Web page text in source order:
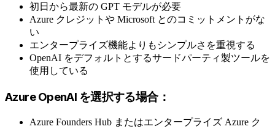
初日から最新の GPT モデルが必要
Azure クレジットや Microsoft とのコミットメントがな
い
エンタープライズ機能よりもシンプルさを重視する
OpenAI をデフォルトとするサードパーティ製ツールを
使用している
Azure OpenAI を選択する場合：
Azure Founders Hub またはエンタープライズ Azure ク